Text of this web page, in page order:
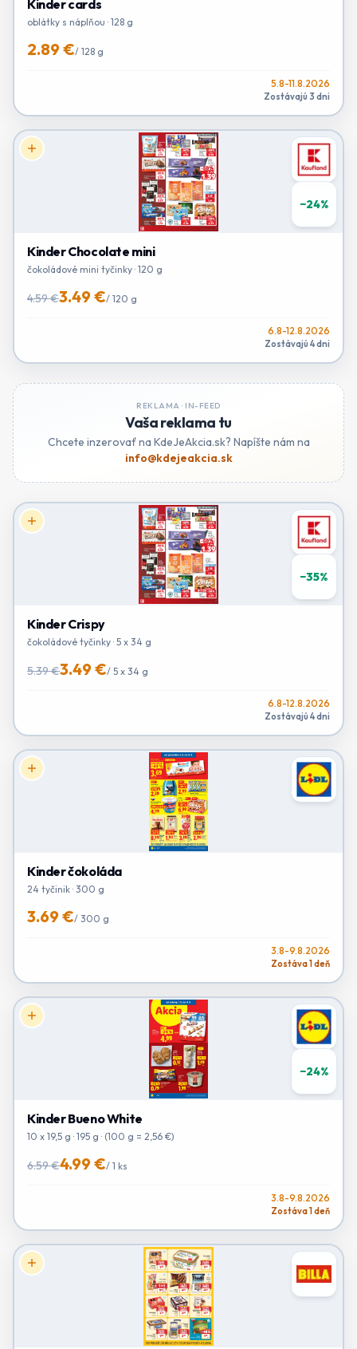
Kinder cards
oblátky s náplňou · 128 g
2.89 €/ 128 g
5.8-11.8.2026
Zostávajú 3 dni
−24%
Kinder Chocolate mini
čokoládové mini tyčinky · 120 g
4.59 €3.49 €/ 120 g
6.8-12.8.2026
Zostávajú 4 dni
REKLAMA · IN-FEED
Vaša reklama tu
Chcete inzerovať na KdeJeAkcia.sk? Napíšte nám na
info@kdejeakcia.sk
−35%
Kinder Crispy
čokoládové tyčinky · 5 x 34 g
5.39 €3.49 €/ 5 x 34 g
6.8-12.8.2026
Zostávajú 4 dni
Kinder čokoláda
24 tyčinik · 300 g
3.69 €/ 300 g
3.8-9.8.2026
Zostáva 1 deň
−24%
Kinder Bueno White
10 x 19,5 g · 195 g · (100 g = 2,56 €)
6.59 €4.99 €/ 1 ks
3.8-9.8.2026
Zostáva 1 deň